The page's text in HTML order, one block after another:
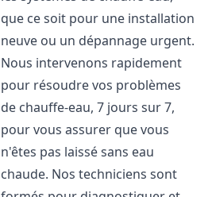
que ce soit pour une installation
neuve ou un dépannage urgent.
Nous intervenons rapidement
pour résoudre vos problèmes
de chauffe-eau, 7 jours sur 7,
pour vous assurer que vous
n'êtes pas laissé sans eau
chaude. Nos techniciens sont